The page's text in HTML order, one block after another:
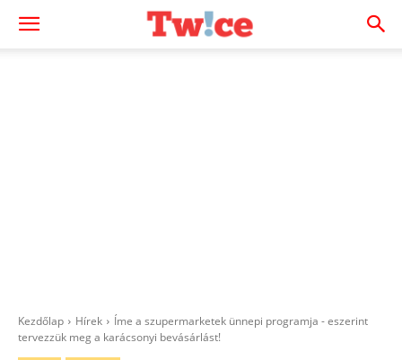
Kezdőlap Hírek
Íme a szupermarketek ünnepi programja - eszerint
tervezzük meg a karácsonyi bevásárlást!